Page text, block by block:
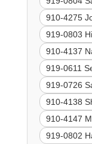
910-4275
919-0803
910-4137
919-0611
919-0726
910-4138
910-4147
919-0802